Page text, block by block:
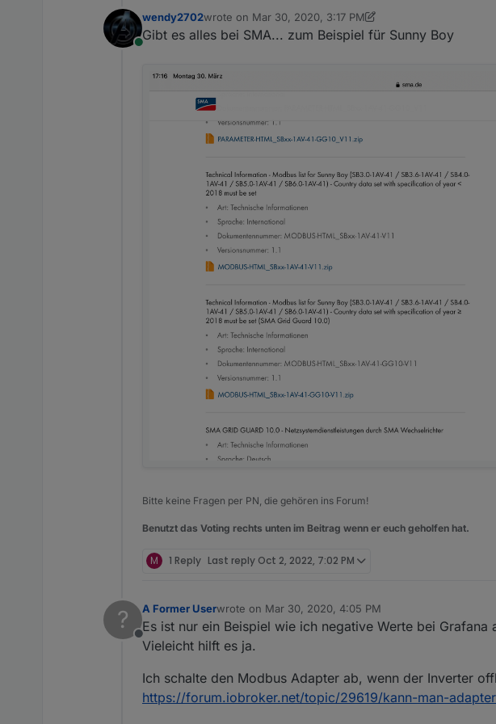
Online
wendy2702wrote on Mar 30, 2020, 3:17 PM
last edited by wendy2702 Mar 30, 2020, 5:18 PM
Gibt es alles bei SMA... zum Beispiel für Sunny Boy
Bitte keine Fragen per PN, die gehören ins Forum!
Benutzt das Voting rechts unten im Beitrag wenn er euch geholfen hat.
M 1 Reply Last reply Oct 2, 2022, 7:02 PM
?
Offline
A Former Userwrote on Mar 30, 2020, 4:05 PM
last edited by
Es ist nur ein Beispiel wie ich negative Werte bei Grafana
Vieleicht hilft es ja.
Ich schalte den Modbus Adapter ab, wenn der Inverter
https://forum.iobroker.net/topic/29619/kann-man-